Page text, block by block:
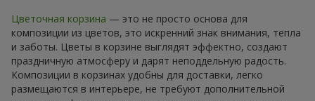
Цветочная корзина — это не просто основа для
композиции из цветов, это искренний знак внимания, тепла
и заботы. Цветы в корзине выглядят эффектно, создают
праздничную атмосферу и дарят неподдельную радость.
Композиции в корзинах удобны для доставки, легко
размещаются в интерьере, не требуют дополнительной